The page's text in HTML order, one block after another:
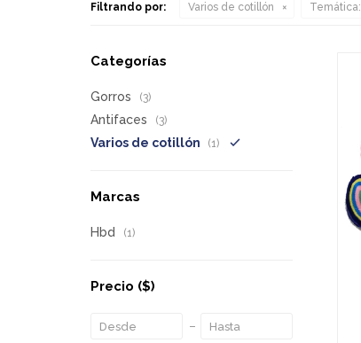
Filtrando por: Varios de cotillón Temática:
Categorías
Gorros (3)
Antifaces (3)
Varios de cotillón (1)
Marcas
Hbd (1)
Precio ($)